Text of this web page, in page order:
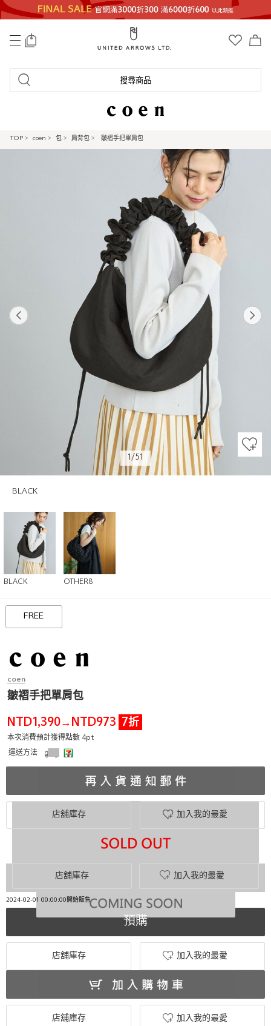
搜尋商品
TOP > coen > 包 > 肩背包 > 皺褶手把單肩包
BLACK
1/51
BLACK OTHER8
FREE
coen
皺褶手把單肩包
NTD1,390→ NTD973 7折
本次消費預計獲得點數 4pt
運送方法
加入我的最愛
店舖庫存
店舖庫存 加入我的最愛
2024-02-01 00:00:00開始販售
預購
店舖庫存 加入我的最愛
店舖庫存 加入我的最愛